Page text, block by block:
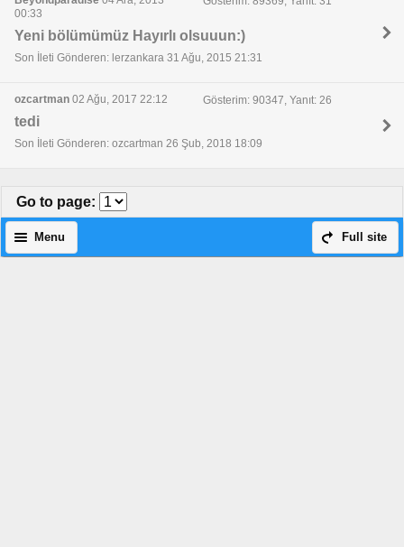
00:33
Yeni bölümümüz Hayırlı olsuuun:)
Son İleti Gönderen: lerzankara 31 Ağu, 2015 21:31
ozcartman 02 Ağu, 2017 22:12 Gösterim: 90347, Yanıt: 26
tedi
Son İleti Gönderen: ozcartman 26 Şub, 2018 18:09
Go to page:
Full site
Menu